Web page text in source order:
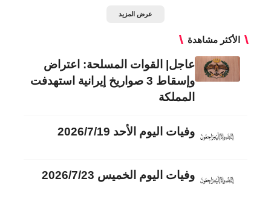
عرض المزيد
الأكثر مشاهدة
عاجل| القوات المسلحة: اعتراض
وإسقاط 3 صواريخ إيرانية استهدفت
المملكة
وفيات اليوم الأحد 2026/7/19
وفيات اليوم الخميس 2026/7/23